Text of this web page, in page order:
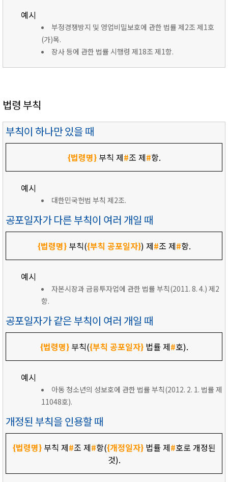
예시
부정경쟁방지 및 영업비밀보호에 관한 법률 제2조 제1호
(가)목.
장사 등에 관한 법률 시행령 제18조 제1항.
법령 부칙
부칙이 하나만 있을 때
{법령명}부칙 제#조 제#항.
예시
대한민국헌법 부칙 제2조.
공포일자가 다른 부칙이 여러 개일 때
{법령명}부칙({부칙 공포일자}) 제#조 제#항.
예시
자본시장과 금융투자업에 관한 법률 부칙(2011. 8. 4.) 제2
항.
공포일자가 같은 부칙이 여러 개일 때
{법령명}부칙({부칙 공포일자}법률 제#호).
예시
아동 청소년의 성보호에 관한 법률 부칙(2012. 2. 1. 법률 제
11048호).
개정된 부칙을 인용할 때
{법령명}부칙 제#조 제#항({개정일자}법률 제#호로 개정된
것).